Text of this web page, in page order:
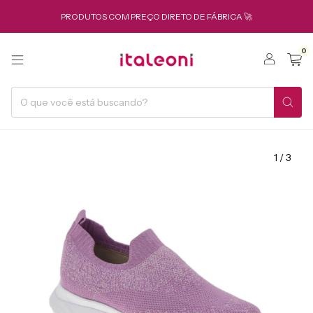
PRODUTOS COM PREÇO DIRETO DE FÁBRICA 🚀
0
1 /3